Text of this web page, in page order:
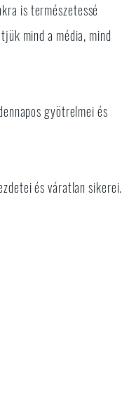
is természetessé
mind a média, mind
gyötrelmei és
és váratlan sikerei.